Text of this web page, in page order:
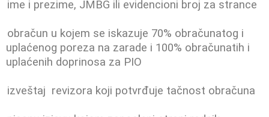
ime i prezime, JMBG ili evidencioni broj za strance
obračun u kojem se iskazuje 70% obračunatog i
uplaćenog poreza na zarade i 100% obračunatih i
uplaćenih doprinosa za PIO
izveštaj revizora koji potvrđuje tačnost obračuna